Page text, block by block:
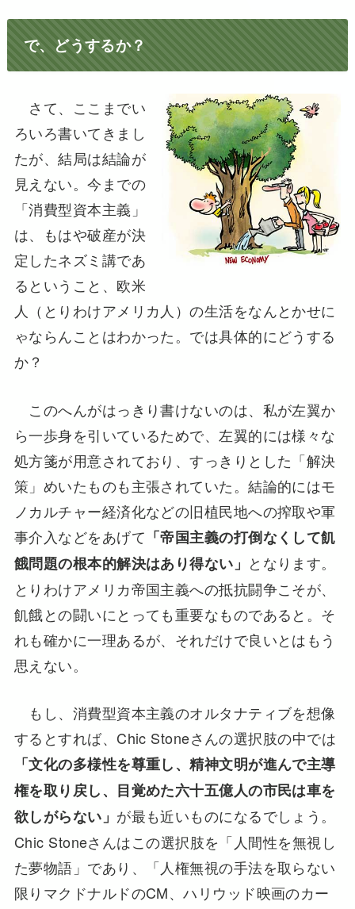
で、どうするか？
さて、ここまでい
ろいろ書いてきまし
たが、結局は結論が
見えない。今までの
「消費型資本主義」
は、もはや破産が決
定したネズミ講であ
るということ、欧米
人（とりわけアメリカ人）の生活をなんとかせに
ゃならんことはわかった。では具体的にどうする
か？
このへんがはっきり書けないのは、私が左翼か
ら一歩身を引いているためで、左翼的には様々な
処方箋が用意されており、すっきりとした「解決
策」めいたものも主張されていた。結論的にはモ
ノカルチャー経済化などの旧植民地への搾取や軍
事介入などをあげて 「帝国主義の打倒なくして飢
餓問題の根本的解決はあり得ない」 となります。
とりわけアメリカ帝国主義への抵抗闘争こそが、
飢餓との闘いにとっても重要なものであると。そ
れも確かに一理あるが、それだけで良いとはもう
思えない。
もし、消費型資本主義のオルタナティブを想像
するとすれば、Chic Stoneさんの選択肢の中では
「文化の多様性を尊重し、精神文明が進んで主導
権を取り戻し、目覚めた六十五億人の市民は車を
欲しがらない」 が最も近いものになるでしょう。
Chic Stoneさんはこの選択肢を「人間性を無視し
た夢物語」であり、「人権無視の手法を取らない
限りマクドナルドのCM、ハリウッド映画のカー